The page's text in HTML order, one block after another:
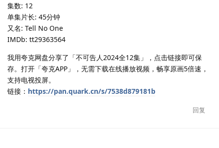
集数: 12
单集片长: 45分钟
又名: Tell No One
IMDb: tt29363564
我用夸克网盘分享了「不可告人2024全12集」，点击链接即可保
存。打开「夸克APP」，无需下载在线播放视频，畅享原画5倍速，
支持电视投屏。
链接： https://pan.quark.cn/s/7538d879181b
回复